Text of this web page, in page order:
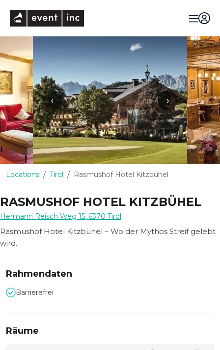
‹ ›
Locations Tirol Rasmushof Hotel Kitzbühel
RASMUSHOF HOTEL KITZBÜHEL
Hermann Reisch Weg 15, 6370 Tirol
Rasmushof Hotel Kitzbühel – Wo der Mythos Streif gelebt
wird.
Rahmendaten
Barrierefrei
Räume